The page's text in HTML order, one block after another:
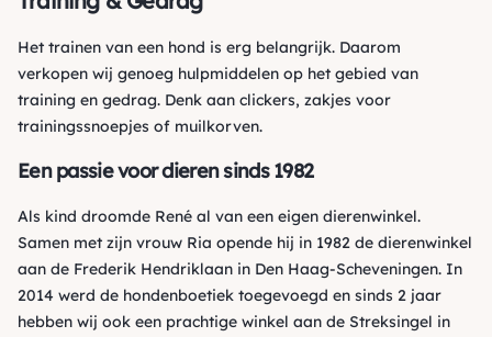
Het trainen van een hond is erg belangrijk. Daarom
verkopen wij genoeg hulpmiddelen op het gebied van
training en gedrag. Denk aan clickers, zakjes voor
trainingssnoepjes of muilkorven.
Een passie voor dieren sinds 1982
Als kind droomde René al van een eigen dierenwinkel.
Samen met zijn vrouw Ria opende hij in 1982 de dierenwinkel
aan de Frederik Hendriklaan in Den Haag-Scheveningen. In
2014 werd de hondenboetiek toegevoegd en sinds 2 jaar
hebben wij ook een prachtige winkel aan de Streksingel in